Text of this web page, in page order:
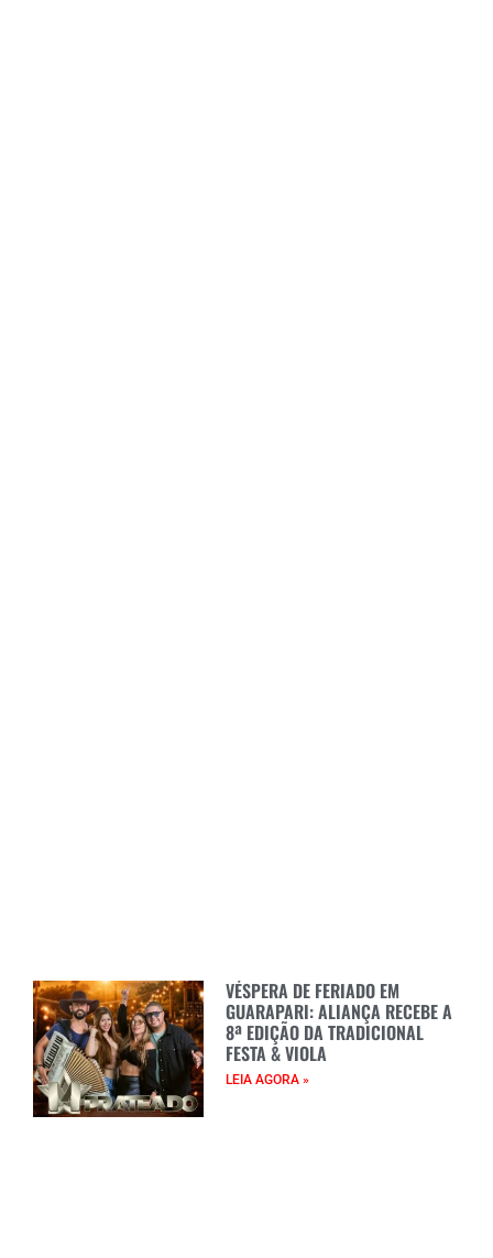
VÉSPERA DE FERIADO EM
GUARAPARI: ALIANÇA RECEBE A
8ª EDIÇÃO DA TRADICIONAL
FESTA & VIOLA
LEIA AGORA »